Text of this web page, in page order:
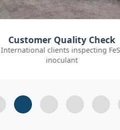
SGS On-site Sampling
Third-party SGS inspector
FeSiBa samples
Slide 1 Slide 2 Slide 3 (current)
Slide 4 Slide 5